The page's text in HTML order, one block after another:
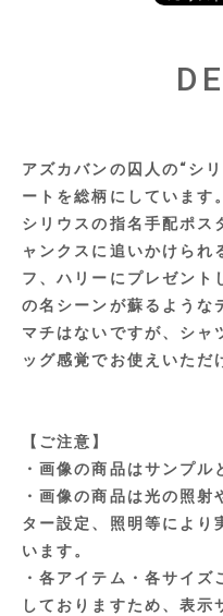
アズカバンの囚人の“シ
ートを総柄にしています。
シリウスの指名手配ポス
ャンクスに追いかけられ
フ、ハリーにプレゼント
の名シーンが蘇るような
マチはないですが、シャ
ッグ感覚でお使えいただ
【ご注意】
・画像の商品はサンプル
・画像の商品は光の照
ター設定、照明等により
います。
・各アイテム・各サイ
しておりますため、表示